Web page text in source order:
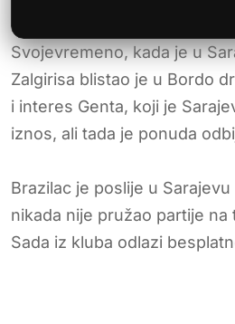
Svojevremeno, kada je u
Zalgirisa blistao je u Bordo
i interes Genta, koji je
iznos, ali tada je ponuda
Brazilac je poslije u
nikada nije pružao partije na
Sada iz kluba odlazi